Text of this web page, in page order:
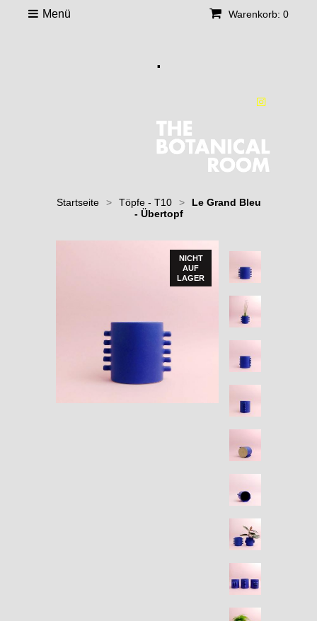
Warenkorb: 0
Menü
.
Startseite > Töpfe - T10 >
Le Grand Bleu
- Übertopf
NICHT
AUF
LAGER